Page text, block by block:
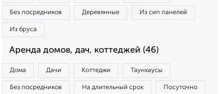
Без посредников Деревянные Из сип панелей
Из бруса
Аренда домов, дач, коттеджей (46)
Дома Дачи Коттеджи Таунхаусы
Без посредников На длительный срок Посуточно